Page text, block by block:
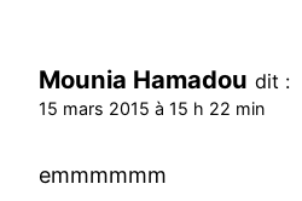
Mounia Hamadou dit :
15 mars 2015 à 15 h 22 min
emmmmmm